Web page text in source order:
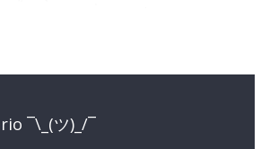
¯\_(ツ)_/¯